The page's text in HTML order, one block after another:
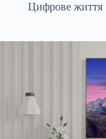
Цифрове життя